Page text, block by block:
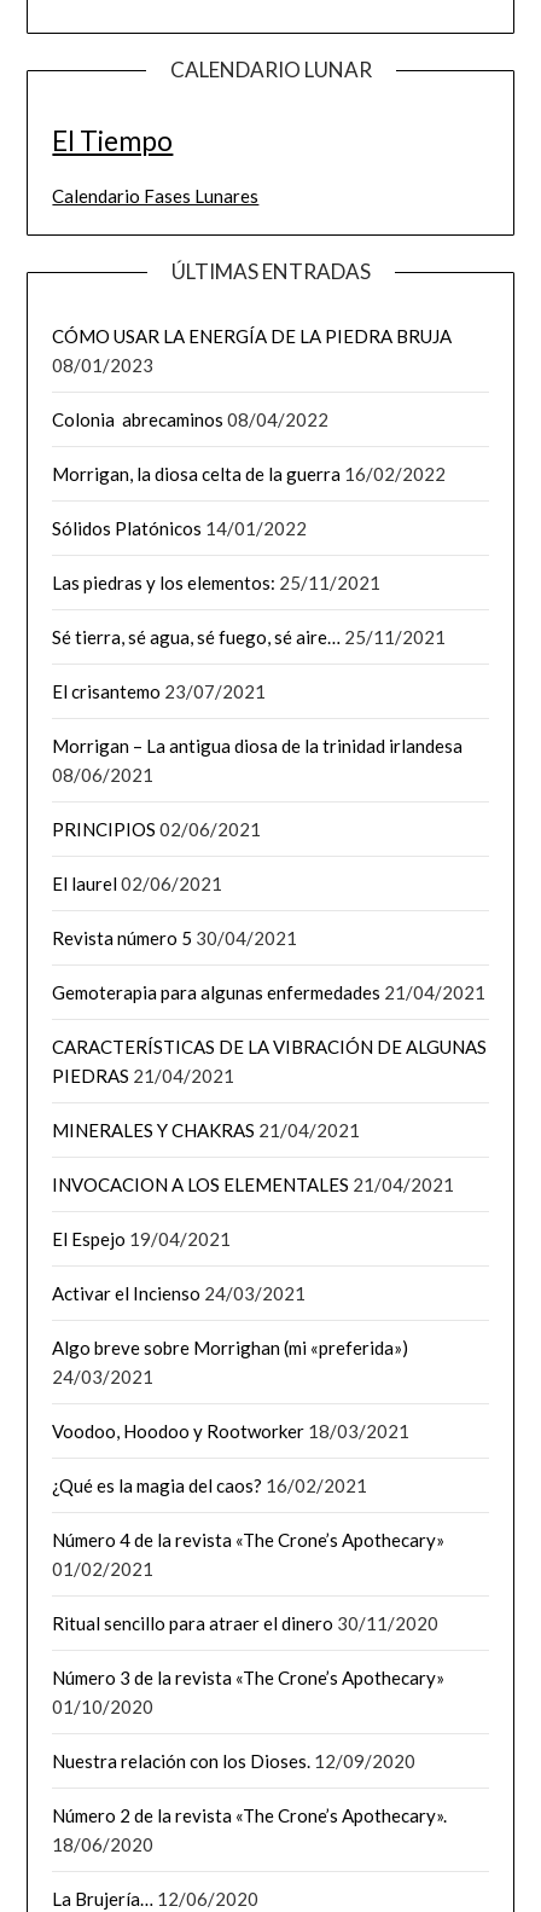
CALENDARIO LUNAR
El Tiempo
Calendario Fases Lunares
ÚLTIMAS ENTRADAS
CÓMO USAR LA ENERGÍA DE LA PIEDRA BRUJA
08/01/2023
Colonia abrecaminos 08/04/2022
Morrigan, la diosa celta de la guerra 16/02/2022
Sólidos Platónicos 14/01/2022
Las piedras y los elementos: 25/11/2021
Sé tierra, sé agua, sé fuego, sé aire… 25/11/2021
El crisantemo 23/07/2021
Morrigan – La antigua diosa de la trinidad irlandesa
08/06/2021
PRINCIPIOS 02/06/2021
El laurel02/06/2021
Revista número 5 30/04/2021
Gemoterapia para algunas enfermedades 21/04/2021
CARACTERÍSTICAS DE LA VIBRACIÓN DE ALGUNAS
PIEDRAS 21/04/2021
MINERALES Y CHAKRAS 21/04/2021
INVOCACION A LOS ELEMENTALES 21/04/2021
El Espejo 19/04/2021
Activar el Incienso 24/03/2021
Algo breve sobre Morrighan (mi «preferida»)
24/03/2021
Voodoo, Hoodoo y Rootworker 18/03/2021
¿Qué es la magia del caos? 16/02/2021
Número 4 de la revista «The Crone’s Apothecary»
01/02/2021
Ritual sencillo para atraer el dinero 30/11/2020
Número 3 de la revista «The Crone’s Apothecary»
01/10/2020
Nuestra relación con los Dioses. 12/09/2020
Número 2 de la revista «The Crone’s Apothecary».
18/06/2020
La Brujería… 12/06/2020